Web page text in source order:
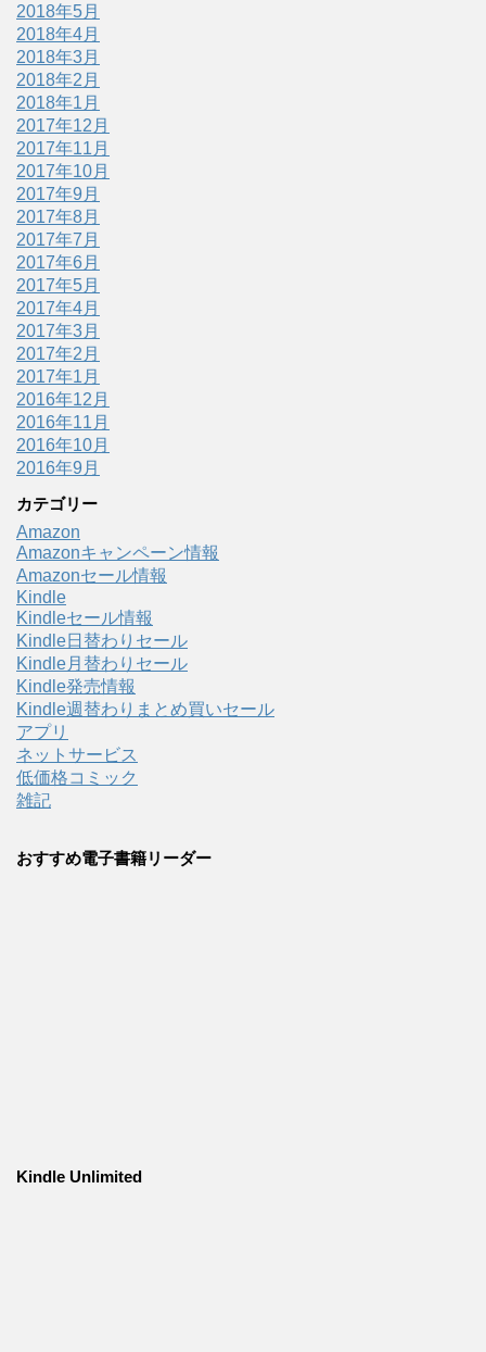
2018年5月
2018年4月
2018年3月
2018年2月
2018年1月
2017年12月
2017年11月
2017年10月
2017年9月
2017年8月
2017年7月
2017年6月
2017年5月
2017年4月
2017年3月
2017年2月
2017年1月
2016年12月
2016年11月
2016年10月
2016年9月
カテゴリー
Amazon
Amazonキャンペーン情報
Amazonセール情報
Kindle
Kindleセール情報
Kindle日替わりセール
Kindle月替わりセール
Kindle発売情報
Kindle週替わりまとめ買いセール
アプリ
ネットサービス
低価格コミック
雑記
おすすめ電子書籍リーダー
Kindle Unlimited